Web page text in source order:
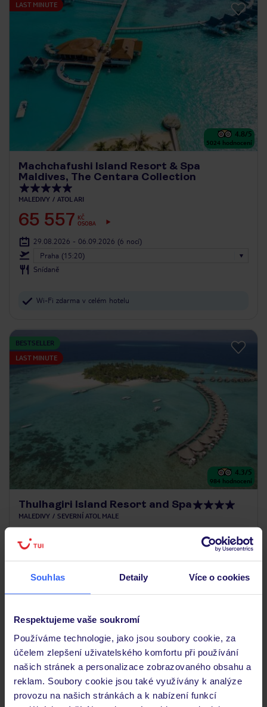
Souhlas Detaily Více o cookies
Respektujeme vaše soukromí
Používáme technologie, jako jsou soubory cookie, za
účelem zlepšení uživatelského komfortu při používání
našich stránek a personalizace zobrazovaného obsahu a
reklam. Soubory cookie jsou také využívány k analýze
provozu na našich stránkách a k nabízení funkcí
LAST MINUTE
4.8/5
5024 hodnocení
Machchafushi Island Resort & Spa
Maldives, The Centara Collection
MALEDIVY ATOL ARI
65 557 KČ
OSOBA
29.08.2026 - 06.09.2026 (6 nocí)
Praha (15:20)
Snídaně
Wi-Fi zdarma v celém hotelu
BESTSELLER
LAST MINUTE
4.3/5
984 hodnocení
Thulhagiri Island Resort and Spa
MALEDIVY SEVERNÍ ATOL MALE
65 586
Praha (15:20)
umístění na malém ostrově